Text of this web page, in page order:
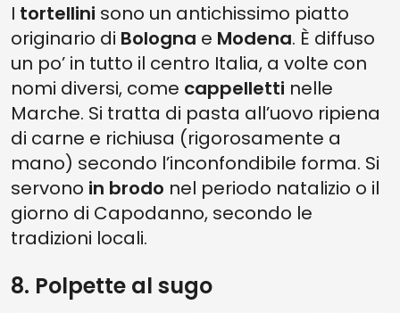
I tortellini sono un antichissimo piatto
originario di Bologna e Modena. È diffuso
un po’ in tutto il centro Italia, a volte con
nomi diversi, come cappelletti nelle
Marche. Si tratta di pasta all’uovo ripiena
di carne e richiusa (rigorosamente a
mano) secondo l’inconfondibile forma. Si
servono in brodo nel periodo natalizio o il
giorno di Capodanno, secondo le
tradizioni locali.
8. Polpette al sugo